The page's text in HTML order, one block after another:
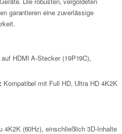
garantieren eine zuverlässige
HDMI A-Stecker (19P19C),
Kompatibel mit Full HD, Ultra HD 4K2K
4K2K (60Hz), einschließlich 3D-Inhalte